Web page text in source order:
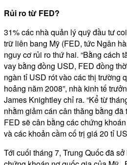
Rủi ro từ FED?
31% các nhà quản lý quỹ đầu tư
trữ liên bang Mỹ (FED, tức Ngân
nguy cơ rủi ro thứ hai. “Bằng cách
vay bằng đồng USD, FED đồng
ngàn tỉ USD rót vào các thị trường
hoảng năm 2008”, nhà kinh tế
James Knightley chỉ ra. “Kể từ
nhằm giảm cán cân thăng bằng
FED sẽ cân bằng các chứng
và các khoản cầm cố trị giá 20 tỉ
Tới cuối tháng 7, Trung Quốc đã